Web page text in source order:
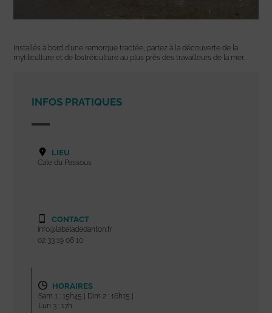
Installés à bord d’une remorque tractée, partez à la découverte de la
mytiliculture et de l’ostréiculture au plus près des travailleurs de la mer.
INFOS PRATIQUES
LIEU
Cale du Passous
CONTACT
info@labaladedanton.fr
02 33 19 08 10
HORAIRES
Sam 1 : 15h45 | Dim 2 : 16h15 |
Lun 3 : 17h